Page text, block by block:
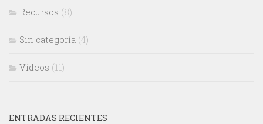
Recursos (8)
Sin categoría (4)
Vídeos (11)
ENTRADAS RECIENTES